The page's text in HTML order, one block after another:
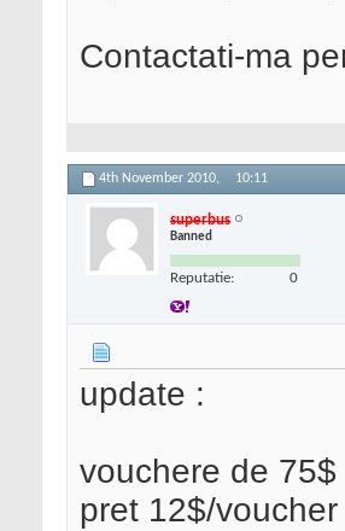
Contactati-ma
4th November 2010, 10:11
superbus
Banned
Reputatie: 0
update :
vouchere de 75$
pret 12$/voucher